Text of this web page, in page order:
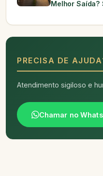
Melhor
PRECISA DE
Atendimento sigiloso e
Chamar no